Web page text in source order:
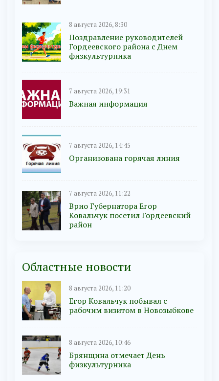
8 августа 2026, 8:30
Поздравление руководителей
Гордеевского района с Днем
физкультурника
7 августа 2026, 19:31
Важная информация
7 августа 2026, 14:45
Организована горячая линия
7 августа 2026, 11:22
Врио Губернатора Егор
Ковальчук посетил Гордеевский
район
Областные новости
8 августа 2026, 11:20
Егор Ковальчук побывал с
рабочим визитом в Новозыбкове
8 августа 2026, 10:46
Брянщина отмечает День
физкультурника